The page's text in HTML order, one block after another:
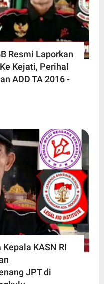
Resmi Laporkan
Kejati, Perihal
ADD TA 2016 -
KASN RI
JPT di